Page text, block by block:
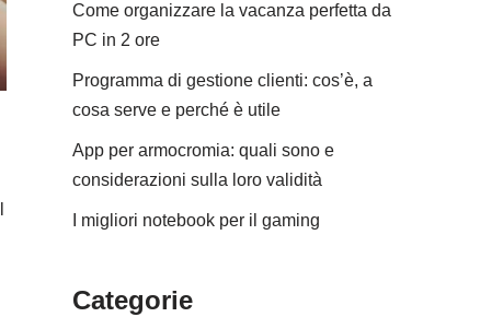
Come organizzare la vacanza perfetta da
PC in 2 ore
Programma di gestione clienti: cos’è, a
cosa serve e perché è utile
App per armocromia: quali sono e
considerazioni sulla loro validità
I migliori notebook per il gaming
Categorie